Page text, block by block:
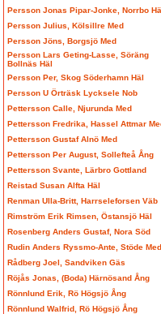
Persson Jonas Pipar-Jonke, Norrbo
Persson Julius, Kölsillre Med
Persson Jöns, Borgsjö Med
Persson Lars Geting-Lasse, Söräng
Bollnäs Häl
Persson Per, Skog Söderhamn Häl
Persson U Örträsk Lycksele Nob
Pettersson Calle, Njurunda Med
Pettersson Fredrika, Hassel Attmar
Pettersson Gustaf Alnö Med
Pettersson Per August, Sollefteå Ång
Pettersson Svante, Lärbro Gottland
Reistad Susan Alfta Häl
Renman Ulla-Britt, Harrseleforsen Väb
Rimström Erik Rimsen, Östansjö Häl
Rosenberg Anders Gustaf, Nora Söd
Rudin Anders Ryssmo-Ante, Stöde Med
Rådberg Joel, Sandviken Gäs
Röjås Jonas, (Boda) Härnösand Ång
Rönnlund Erik, Rö Högsjö Ång
Rönnlund Walfrid, Rö Högsjö Ång